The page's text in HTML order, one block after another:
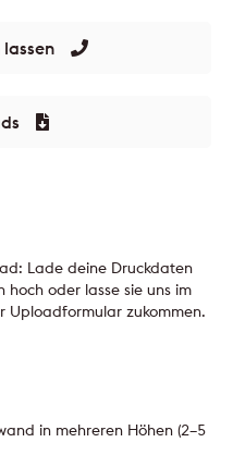
Lade deine Druckdaten
oder lasse sie uns im
Uploadformular zukommen.
in mehreren Höhen (2–5